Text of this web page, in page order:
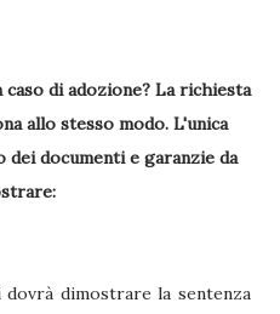
di adozione? La richiesta
allo stesso modo. L'unica
documenti e garanzie da
dimostrare la sentenza